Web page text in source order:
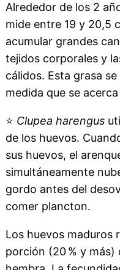
Alrededor de los 2
mide entre 19 y 20,5
acumular grandes
tejidos corporales y
cálidos. Esta grasa
medida que se
⭐ Clupea harengus
de los huevos.
sus huevos, el
simultáneamente
gordo antes del
comer plancton.
Los huevos maduros
porción (20 % y más)